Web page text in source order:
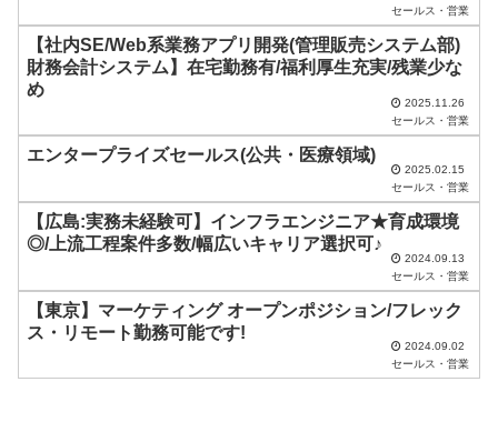
ま
に
て
さ
セールス・営業
【社内SE/Web系業務アプリ開発(管理販売システム部)
財務会計システム】在宅勤務有/福利厚生充実/残業少な
め
2025.11.26
セールス・営業
エンタープライズセールス(公共・医療領域)
2025.02.15
セールス・営業
【広島:実務未経験可】インフラエンジニア★育成環境
◎/上流工程案件多数/幅広いキャリア選択可♪
2024.09.13
セールス・営業
【東京】マーケティング オープンポジション/フレック
ス・リモート勤務可能です!
2024.09.02
セールス・営業